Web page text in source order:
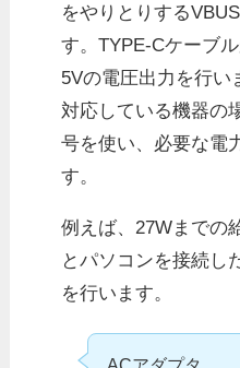
をやりとりする
す。TYPE-Cケーブ
5Vの電圧出力を行い
対応している機器の
号を使い、必要な電
す。
例えば、27Wまでの
とパソコンを接続し
を行います。